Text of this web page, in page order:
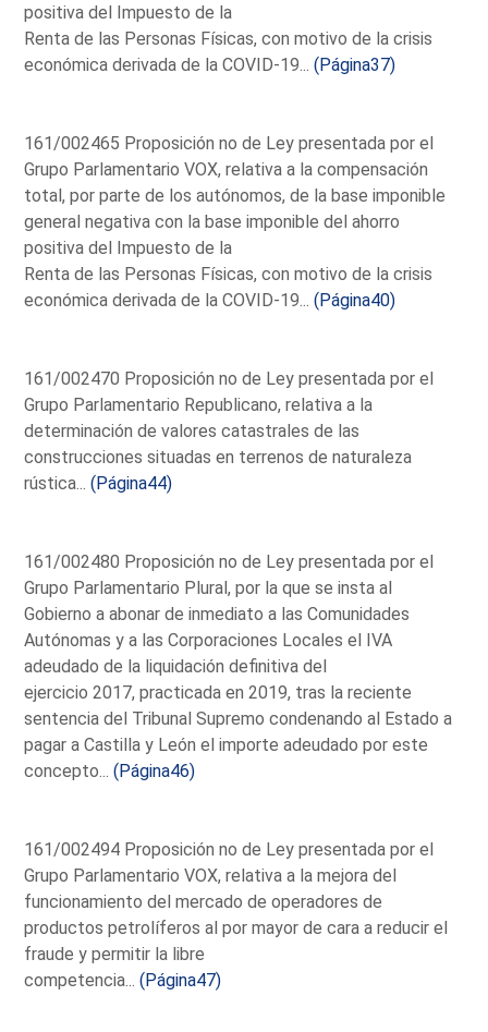
positiva del Impuesto de la
Renta de las Personas Físicas, con motivo de la crisis
económica derivada de la COVID-19...(Página37)
161/002465 Proposición no de Ley presentada por el
Grupo Parlamentario VOX, relativa a la compensación
total, por parte de los autónomos, de la base imponible
general negativa con la base imponible del ahorro
positiva del Impuesto de la
Renta de las Personas Físicas, con motivo de la crisis
económica derivada de la COVID-19...(Página40)
161/002470 Proposición no de Ley presentada por el
Grupo Parlamentario Republicano, relativa a la
determinación de valores catastrales de las
construcciones situadas en terrenos de naturaleza
rústica...(Página44)
161/002480 Proposición no de Ley presentada por el
Grupo Parlamentario Plural, por la que se insta al
Gobierno a abonar de inmediato a las Comunidades
Autónomas y a las Corporaciones Locales el IVA
adeudado de la liquidación definitiva del
ejercicio 2017, practicada en 2019, tras la reciente
sentencia del Tribunal Supremo condenando al Estado a
pagar a Castilla y León el importe adeudado por este
concepto...(Página46)
161/002494 Proposición no de Ley presentada por el
Grupo Parlamentario VOX, relativa a la mejora del
funcionamiento del mercado de operadores de
productos petrolíferos al por mayor de cara a reducir el
fraude y permitir la libre
competencia...(Página47)